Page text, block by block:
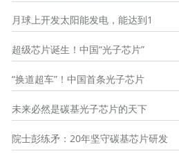
月球上开发太阳能发电，能达到1
超级芯片诞生！中国“光子芯片”
“换道超车”！中国首条光子芯片
未来必然是碳基光子芯片的天下
院士彭练矛：20年坚守碳基芯片研发